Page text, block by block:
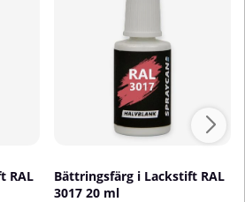
RAL
Bättringsfärg i Lackstift RAL
3017 20 ml